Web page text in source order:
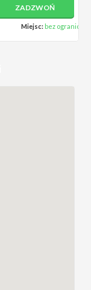
ZADZWOŃ
Miejsc: bez ograniczeń